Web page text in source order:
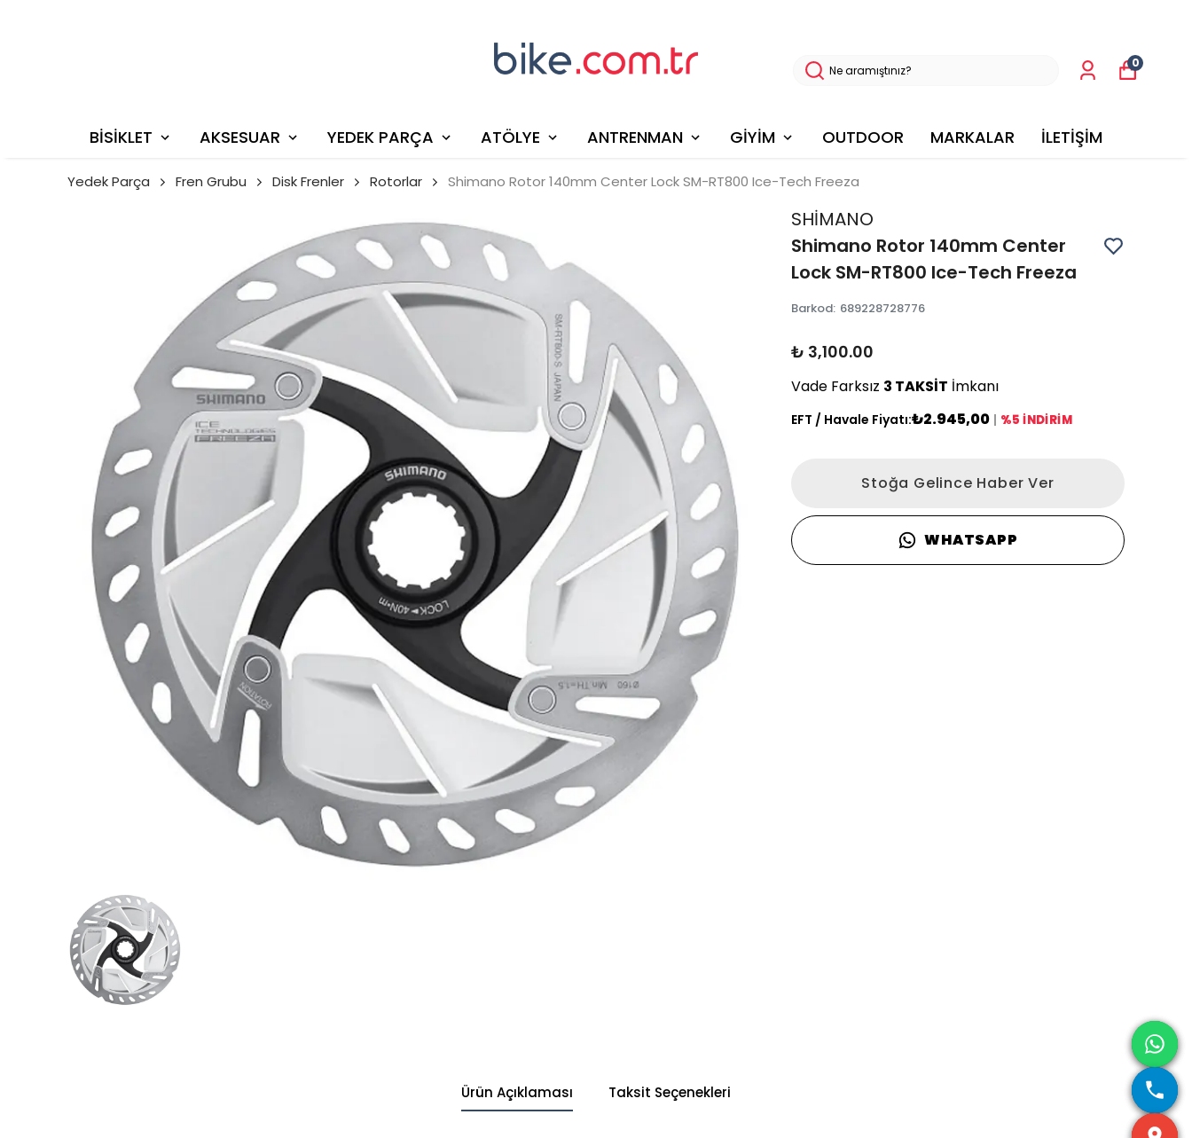
BİSİKLET AKSESUAR YEDEK PARÇA ATÖLYE ANTRENMAN GİYİM OUTDOOR MARKALAR İLETİŞİM
0
Yedek Parça Fren Grubu Disk Frenler Rotorlar Shimano Rotor 140mm Center Lock SM-RT800 Ice-Tech Freeza
SHİMANO
Shimano Rotor 140mm Center
Lock SM-RT800 Ice-Tech Freeza
Barkod: 689228728776
₺ 3,100.00
Vade Farksız 3 TAKSİT İmkanı
EFT / Havale Fiyatı:₺2.945,00 | %5 İNDİRİM
Stoğa Gelince Haber Ver
WHATSAPP
Ürün Açıklaması Taksit Seçenekleri